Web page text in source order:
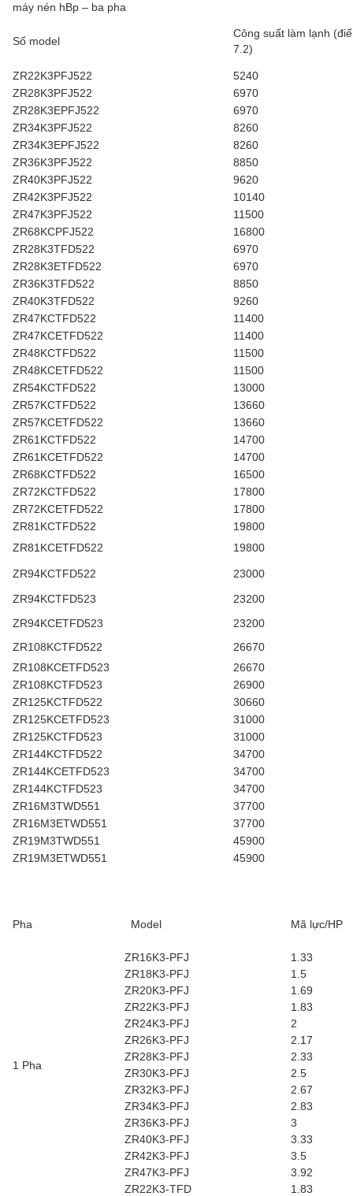
máy nén hBp – ba pha
Số model
Công suất làm lạnh
7.2)
ZR22K3PFJ522
5240
ZR28K3PFJ522
6970
ZR28K3EPFJ522
6970
ZR34K3PFJ522
8260
ZR34K3EPFJ522
8260
ZR36K3PFJ522
8850
ZR40K3PFJ522
9620
ZR42K3PFJ522
10140
ZR47K3PFJ522
11500
ZR68KCPFJ522
16800
ZR28K3TFD522
6970
ZR28K3ETFD522
6970
ZR36K3TFD522
8850
ZR40K3TFD522
9260
ZR47KCTFD522
11400
ZR47KCETFD522
11400
ZR48KCTFD522
11500
ZR48KCETFD522
11500
ZR54KCTFD522
13000
ZR57KCTFD522
13660
ZR57KCETFD522
13660
ZR61KCTFD522
14700
ZR61KCETFD522
14700
ZR68KCTFD522
16500
ZR72KCTFD522
17800
ZR72KCETFD522
17800
ZR81KCTFD522
19800
ZR81KCETFD522
19800
ZR94KCTFD522
23000
ZR94KCTFD523
23200
ZR94KCETFD523
23200
ZR108KCTFD522
26670
ZR108KCETFD523
26670
ZR108KCTFD523
26900
ZR125KCTFD522
30660
ZR125KCETFD523
31000
ZR125KCTFD523
31000
ZR144KCTFD522
34700
ZR144KCETFD523
34700
ZR144KCTFD523
34700
ZR16M3TWD551
37700
ZR16M3ETWD551
37700
ZR19M3TWD551
45900
ZR19M3ETWD551
45900
Pha Model Mã lực/HP
1 Pha
ZR16K3-PFJ
1.33
ZR18K3-PFJ
1.5
ZR20K3-PFJ
1.69
ZR22K3-PFJ
1.83
ZR24K3-PFJ
2
ZR26K3-PFJ
2.17
ZR28K3-PFJ
2.33
ZR30K3-PFJ
2.5
ZR32K3-PFJ
2.67
ZR34K3-PFJ
2.83
ZR36K3-PFJ
3
ZR40K3-PFJ
3.33
ZR42K3-PFJ
3.5
ZR47K3-PFJ
3.92
ZR22K3-TFD
1.83